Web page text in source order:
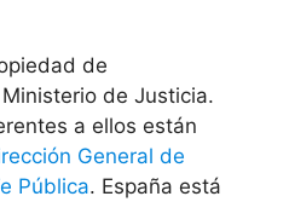
de
de Justicia.
a ellos están
General de
Pública. España está